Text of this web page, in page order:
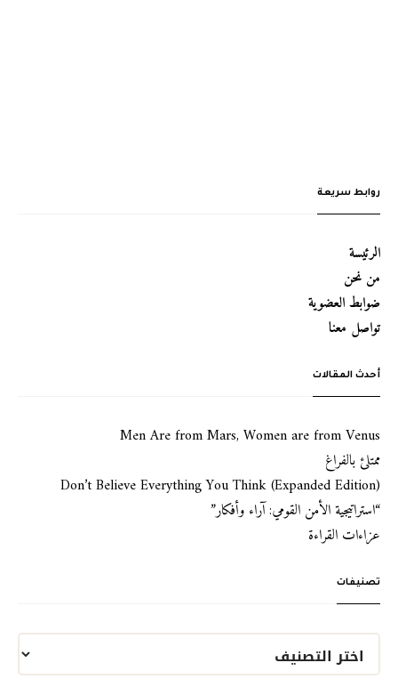
روابط سريعة
الرئيسة
من نحن
ضوابط العضوية
تواصل معنا
أحدث المقالات
Men Are from Mars, Women are from Venus
ممتلئ بالفراغ
Don’t Believe Everything You Think (Expanded Edition)
“استراتيجية الأمن القومي: آراء وأفكار”
عزاءات القراءة
تصنيفات